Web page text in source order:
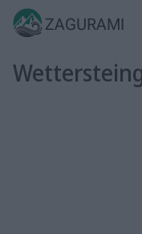
Skip
ZAGURAMI